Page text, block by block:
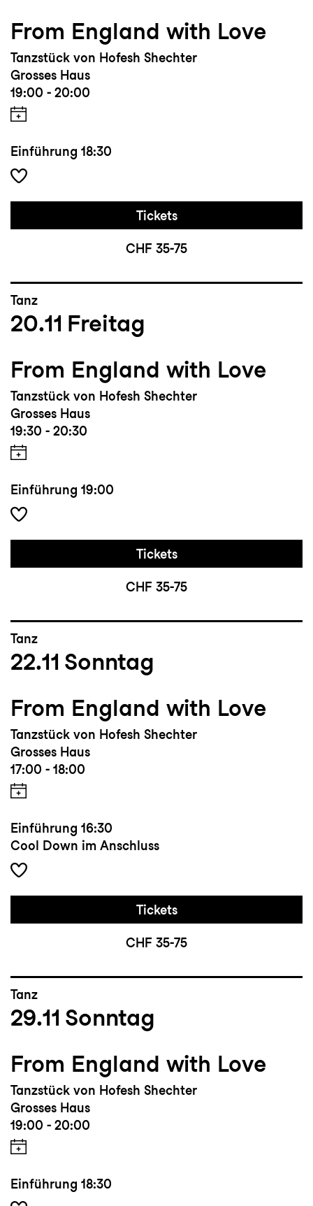
From England with Love
Tanzstück von Hofesh Shechter
Grosses Haus
19:00 - 20:00
Einführung 18:30
Tickets
CHF 35-75
Tanz
20.11 Freitag
From England with Love
Tanzstück von Hofesh Shechter
Grosses Haus
19:30 - 20:30
Einführung 19:00
Tickets
CHF 35-75
Tanz
22.11 Sonntag
From England with Love
Tanzstück von Hofesh Shechter
Grosses Haus
17:00 - 18:00
Einführung 16:30
Cool Down im Anschluss
Tickets
CHF 35-75
Tanz
29.11 Sonntag
From England with Love
Tanzstück von Hofesh Shechter
Grosses Haus
19:00 - 20:00
Einführung 18:30